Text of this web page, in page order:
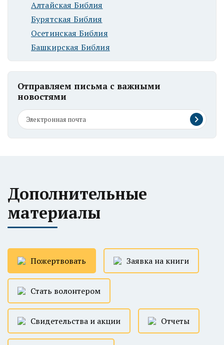
Алтайская Библия
Бурятская Библия
Осетинская Библия
Башкирская Библия
Отправляем письма с важными
новостями
Дополнительные
материалы
Пожертвовать Заявка на книги
Стать волонтером
Свидетельства и акции Отчеты